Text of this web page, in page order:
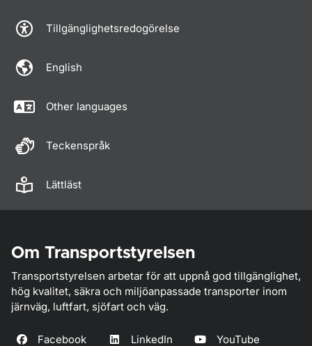
Tillgänglighetsredogörelse
English
Other languages
Teckenspråk
Lättläst
Om Transportstyrelsen
Transportstyrelsen arbetar för att uppnå god tillgänglighet,
hög kvalitet, säkra och miljöanpassade transporter inom
järnväg, luftfart, sjöfart och väg.
Facebook LinkedIn YouTube